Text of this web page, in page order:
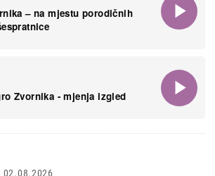
– na mjestu porodičnih
Zvornika - mjenja izgled
02.08.2026